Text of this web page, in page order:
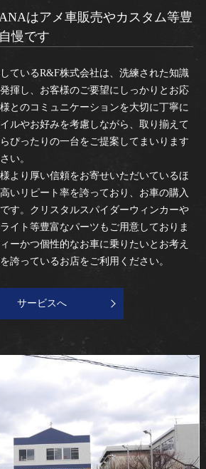
はアメ車販売やカスタム等豊
慢です
ているR&F株式会社は、洗練された知識
揮し、お客様のご要望にしっかりとお応
とのコミュニケーションを大切に丁寧に
ルやお好みを考慮しながら、取り揃えて
ぴったりの一台をご提案してまいります
い。
より厚い信頼をお寄せいただいているほ
いリピート率を誇っており、お車の購入
す。クリスタルスパイダーウィンカーや
イト等豊富なパーツもご用意しておりま
ーかつ個性的なお車に乗りたいとお考え
誇っているお店をご利用ください。
サービスへ